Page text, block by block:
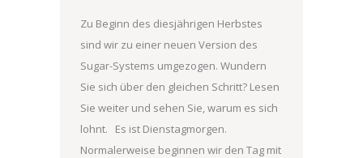
Zu Beginn des diesjährigen Herbstes
sind wir zu einer neuen Version des
Sugar-Systems umgezogen. Wundern
Sie sich über den gleichen Schritt? Lesen
Sie weiter und sehen Sie, warum es sich
lohnt. Es ist Dienstagmorgen.
Normalerweise beginnen wir den Tag mit